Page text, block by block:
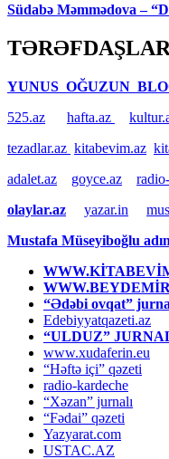
Südabə Məmmədova –
TƏRƏFDAŞLAR
YUNUS OĞUZUN
525.az
hafta.az
tezadlar.az kitabevim.az
adalet.az
goyce.az
olaylar.az
yazar.in
Mustafa Müseyiboğlu
“Ədəbi ovqat”
Edebiyyatqazeti.az
“ULDUZ”
www.xudaferin.eu
“Həftə içi” qəzeti
radio-kardeche
“Xəzan” jurnalı
“Fədai” qəzeti
Yazyarat.com
USTAC.AZ